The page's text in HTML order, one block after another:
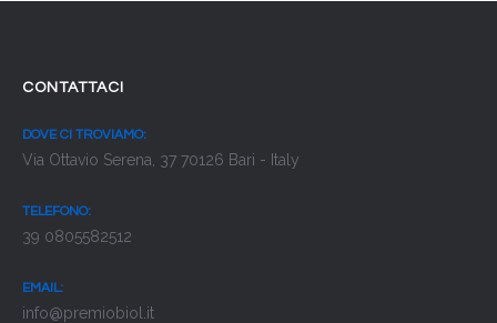
CONTATTACI
DOVE CI TROVIAMO:
Via Ottavio Serena, 37 70126 Bari - Italy
TELEFONO:
39 0805582512
EMAIL:
info@premiobiol.it